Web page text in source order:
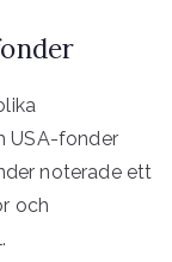
USA-fonder
noterade ett
och